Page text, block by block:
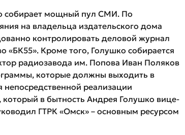
собирает мощный пул СМИ. По
на владельца издательского дома
контролировать деловой журнал
«БК55». Кроме того, Голушко собирается
радиозавода им. Попова Иван Поляков
которые должны выходить в
реализации
в бытность Андрея Голушко вице-
ГТРК «Омск» – основным ресурсом